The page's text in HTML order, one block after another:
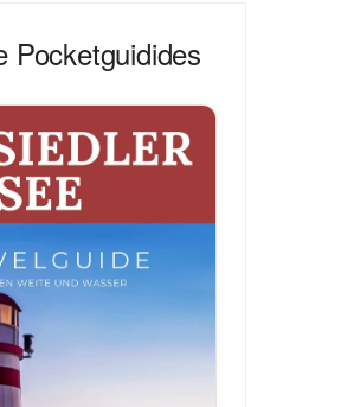
Pocketguidides